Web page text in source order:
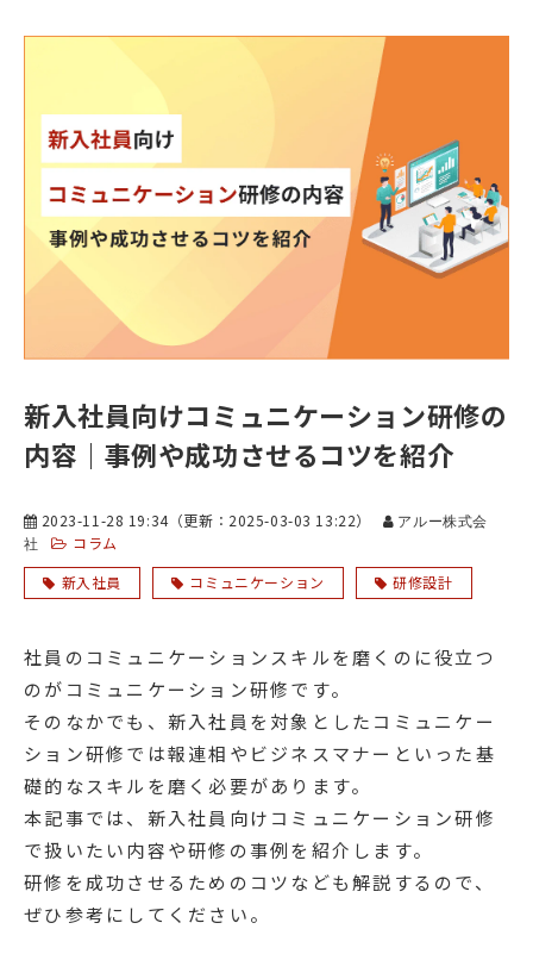
新入社員向けコミュニケーション研修の
内容｜事例や成功させるコツを紹介
2023-11-28 19:34（更新： 2025-03-03 13:22）
アルー株式会
社
コラム
新入社員
コミュニケーション 研修設計
社員のコミュニケーションスキルを磨くのに役立つ
のがコミュニケーション研修です。
そのなかでも、新入社員を対象としたコミュニケー
ション研修では報連相やビジネスマナーといった基
礎的なスキルを磨く必要があります。
本記事では、新入社員向けコミュニケーション研修
で扱いたい内容や研修の事例を紹介します。
研修を成功させるためのコツなども解説するので、
ぜひ参考にしてください。